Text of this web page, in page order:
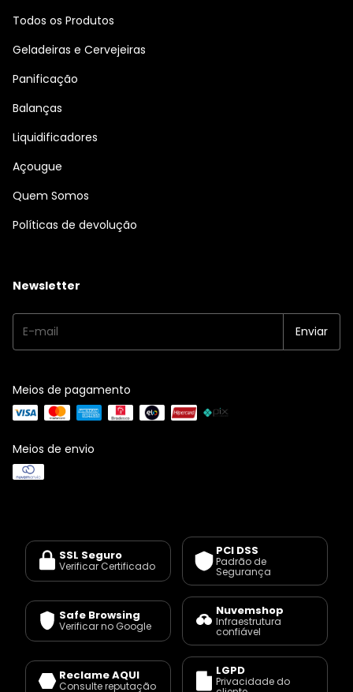
Todos os Produtos
Geladeiras e Cervejeiras
Panificação
Balanças
Liquidificadores
Açougue
Quem Somos
Políticas de devolução
Newsletter
Meios de pagamento
Meios de envio
SSL Seguro
Verificar Certificado
PCI DSS
Padrão de
Segurança
Safe Browsing
Verificar no Google
Nuvemshop
Infraestrutura
confiável
Reclame AQUI
Consulte reputação
LGPD
Privacidade do